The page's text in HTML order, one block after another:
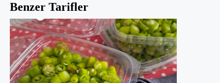
Benzer Tarifler